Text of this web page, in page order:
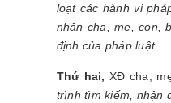
loạt các hành vi
nhận cha, mẹ, con,
định của pháp luật.
Thứ hai, XĐ cha,
trình tìm kiếm, nhận